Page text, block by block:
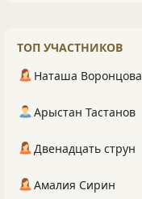
ТОП УЧАСТНИКОВ
Наташа Воронцова
Арыстан Тастанов
Двенадцать струн
Амалия Сирин